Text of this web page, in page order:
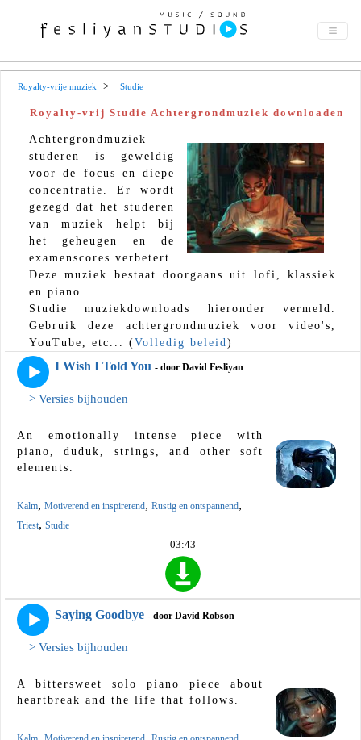
Royalty-vrije muziek Studie
Royalty-vrij Studie Achtergrondmuziek downloaden
Achtergrondmuziek
studeren is geweldig
voor de focus en diepe
concentratie. Er wordt
gezegd dat het studeren
van muziek helpt bij
het geheugen en de
examenscores verbetert.
Deze muziek bestaat doorgaans uit lofi, klassiek
en piano.
Studie muziekdownloads hieronder vermeld.
Gebruik deze achtergrondmuziek voor video's,
YouTube, etc... (Volledig beleid)
I Wish I Told You - door David Fesliyan
> Versies bijhouden
An emotionally intense piece with
piano, duduk, strings, and other soft
elements.
Kalm, Motiverend en inspirerend, Rustig en ontspannend,
Triest, Studie
03:43
Saying Goodbye - door David Robson
> Versies bijhouden
A bittersweet solo piano piece about
heartbreak and the life that follows.
, , ,